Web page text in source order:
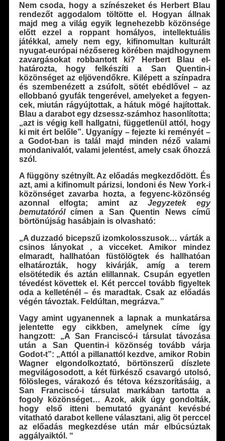
Nem csoda, hogy a színészeket és Herbert Blau
rendezőt aggodalom töltötte el. Hogyan állnak
majd meg a világ egyik legnehezebb kö­zönsége
előtt ezzel a roppant homályos, intellektuális
játékkal, amely nem egy, kifinomultan kulturált
nyugat-európai nézősereg körében majdhogynem
zavargásokat robbantott ki? Herbert Blau el­
határozta, hogy felkészíti a San Quentin-i
közönséget az eljövendőkre. Kilépett a színpadra
és szembenézett a zsúfolt, sötét ebédlővel – az
ellobbanó gyufák tengerével, amelyeket a fegyen­
cek, miután rágyújtottak, a hátuk mögé hajítottak.
Blau a dara­bot egy dzsessz-számhoz hasonlította;
„azt is végig kell hall­gatni, függetlenül attól, hogy
ki mit ért belőle”. Ugyanígy – fe­jezte ki reményét –
a Godot-ban is talál majd minden néző vala­mi
mondanivalót, valami jelentést, amely csak őhozzá
szól.
A függöny szétnyílt. Az előadás megkezdődött. És
azt, ami a ki­finomult párizsi, londoni és New York-i
közönséget zavarba hoz­ta, a fegyenc-közönség
azonnal elfogta; amint az Jegyzetek egy
bemutatórólcímen a San Quentin News című
börtönújság hasábjain is olvasható:
„A duzzadó bicepszű izomkolosszusok… várták a
csinos lányokat , a vicceket. Amikor mindez
elmaradt, hallhatóan füstölögtek és hallhatóan
elhatározták, hogy kivárják, amíg a terem
elsötétedik és aztán elillannak. Csupán egyetlen
tévedést követtek el. Két perccel tovább figyeltek
oda a kelleténél – és maradtak. Csak az előadás
végén távoztak. Feldúltan, megrázva.”
Vagy amint ugyanennek a lapnak a munkatársa
jelentette egy cikk­ben, amelynek címe így
hangzott: „A San Franciscó-i társulat tá­vozása
után a San Quentin-i közönség tovább várja
Godot-t”: „Attól a pillanattól kezdve, amikor Robin
Wagner elgondolkoztató, börtönszerű díszlete
megvilágosodott, a két fürkésző csavargó utolsó,
fölösleges, várakozó és tétova kézszorításáig, a
San Franciscó-i társulat markában tartotta a
fogoly közönséget… Azok, akik úgy gondolták,
hogy első itteni bemutató gyanánt ke­vésbé
vitatható darabot kellene választani, alig öt perccel
az előadás megkezdése után már elbúcsúztak
aggályaiktól. “